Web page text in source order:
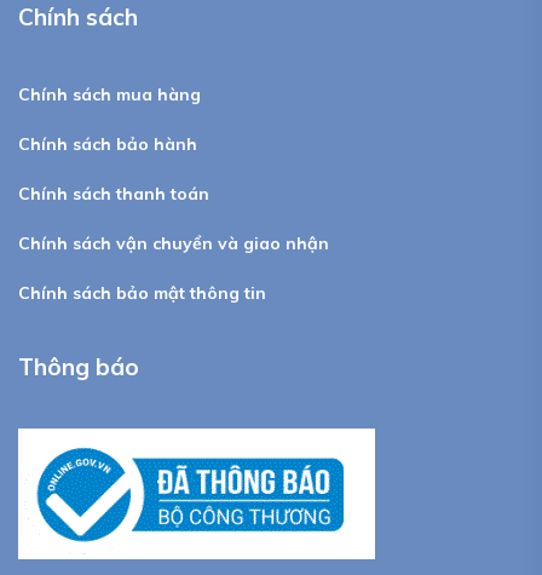
Chính sách
Chính sách mua hàng
Chính sách bảo hành
Chính sách thanh toán
Chính sách vận chuyển và giao nhận
Chính sách bảo mật thông tin
Thông báo